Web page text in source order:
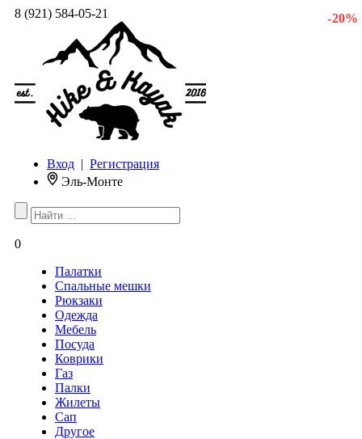
8 (921) 584-05-21
Вход | Регистрация
Эль-Монте
0
Палатки
Спальные мешки
Рюкзаки
Одежда
Мебель
Посуда
Коврики
Газ
Палки
Жилеты
Сап
Другое
- 20 %